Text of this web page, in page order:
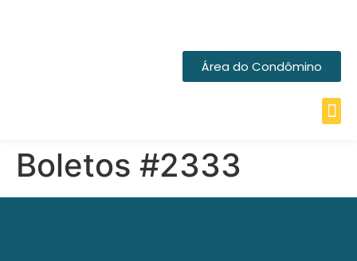
Área do Condômino
Boletos #2333